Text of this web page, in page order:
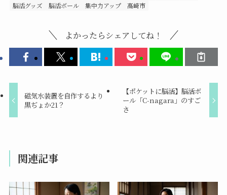
脳活グッズ
脳活ボール 集中力アップ 高崎市
よかったらシェアしてね！
磁気水装置を自作するより
黒ぢょか21？
【ポケットに脳活】脳活ボ
ール「C-nagara」のすご
さ
関連記事